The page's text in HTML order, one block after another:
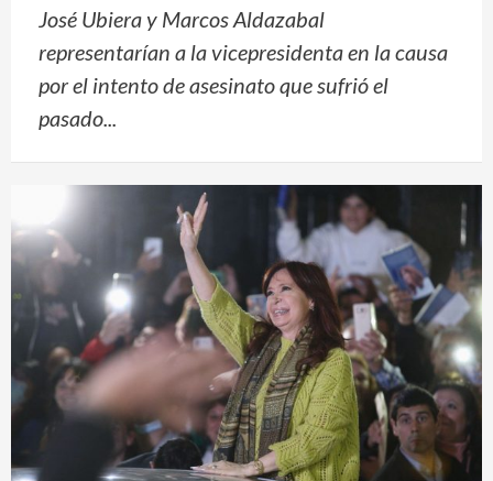
José Ubiera y Marcos Aldazabal
representarían a la vicepresidenta en la causa
por el intento de asesinato que sufrió el
pasado...